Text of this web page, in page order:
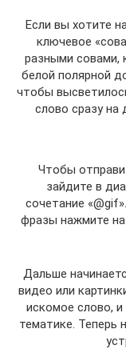
Если вы хотите
ключевое
разными совами,
белой полярной
чтобы
слово сразу на
Чтобы
зайдите в
сочетание
фразы нажмите на
Дальше
видео или
искомое слово,
тематике. Теперь